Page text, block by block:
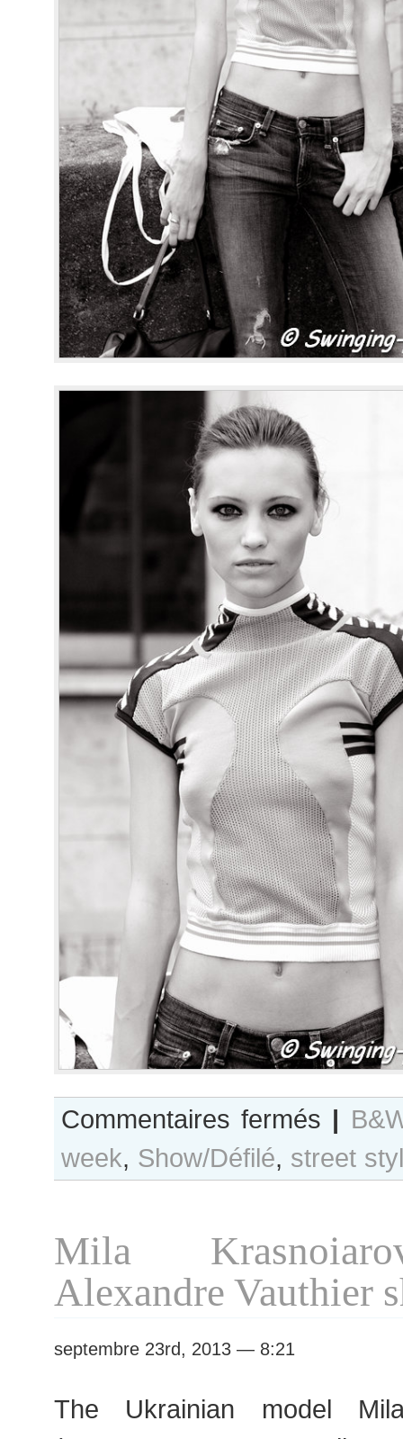
Commentaires fermés sur
B&W
Day
#137
Couture
F/W
2013
|
week, Show/Défilé, street
Mila
Alexandre Vauthier
septembre 23rd, 2013 — 8:21
The Ukrainian model